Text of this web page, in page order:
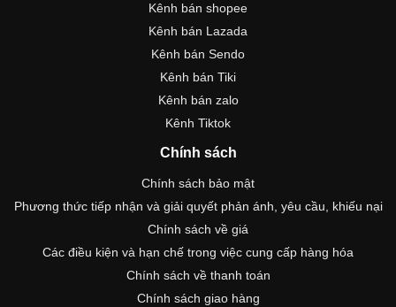
Kênh bán shopee
Kênh bán Lazada
Kênh bán Sendo
Kênh bán Tiki
Kênh bán zalo
Kênh Tiktok
Chính sách
Chính sách bảo mật
Phương thức tiếp nhận và giải quyết phản ánh, yêu cầu, khiếu nại
Chính sách về giá
Các điều kiện và hạn chế trong việc cung cấp hàng hóa
Chính sách về thanh toán
Chính sách giao hàng